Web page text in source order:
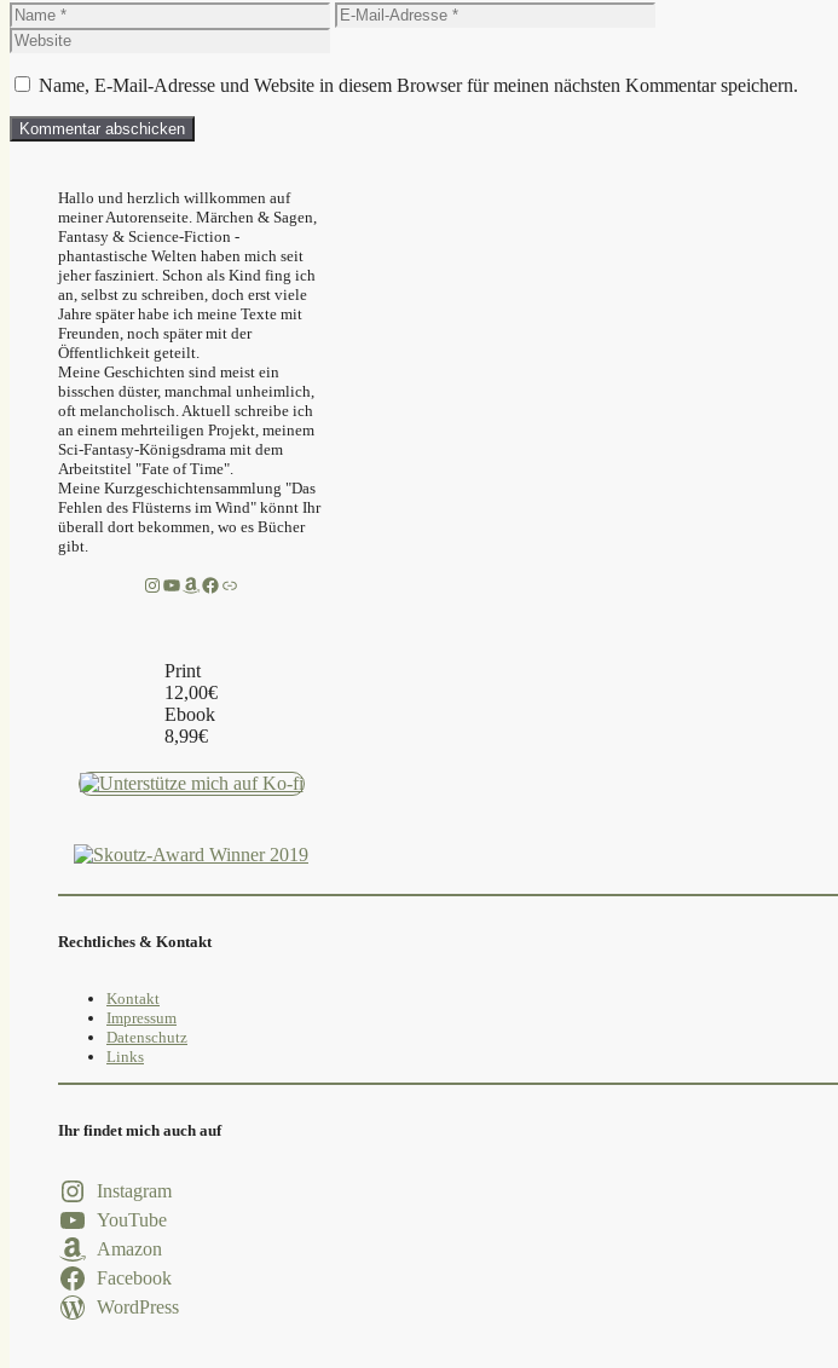
Name
E-
Mail-
Name, E-Mail-Adresse und Website in diesem Browser für meinen nächsten Kommentar speichern.
Hallo und herzlich willkommen auf
meiner Autorenseite. Märchen & Sagen,
Fantasy & Science-Fiction -
phantastische Welten haben mich seit
jeher fasziniert. Schon als Kind fing ich
an, selbst zu schreiben, doch erst viele
Jahre später habe ich meine Texte mit
Freunden, noch später mit der
Öffentlichkeit geteilt.
Meine Geschichten sind meist ein
bisschen düster, manchmal unheimlich,
oft melancholisch. Aktuell schreibe ich
an einem mehrteiligen Projekt, meinem
Sci-Fantasy-Königsdrama mit dem
Arbeitstitel "Fate of Time".
Meine Kurzgeschichtensammlung "Das
Fehlen des Flüsterns im Wind" könnt Ihr
überall dort bekommen, wo es Bücher
gibt.
Instagram
YouTube
Amazon
Facebook
Link
Print
12,00€
Ebook
8,99€
Rechtliches & Kontakt
Kontakt
Impressum
Datenschutz
Links
Ihr findet mich auch auf
Instagram
YouTube
Amazon
Facebook
WordPress